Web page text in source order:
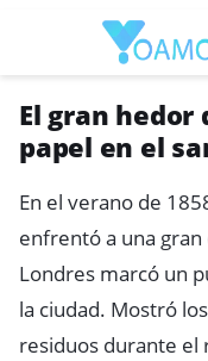
El gran hedor
papel en el
En el verano de
enfrentó a una gran
Londres marcó un
la ciudad. Mostró
residuos durante el